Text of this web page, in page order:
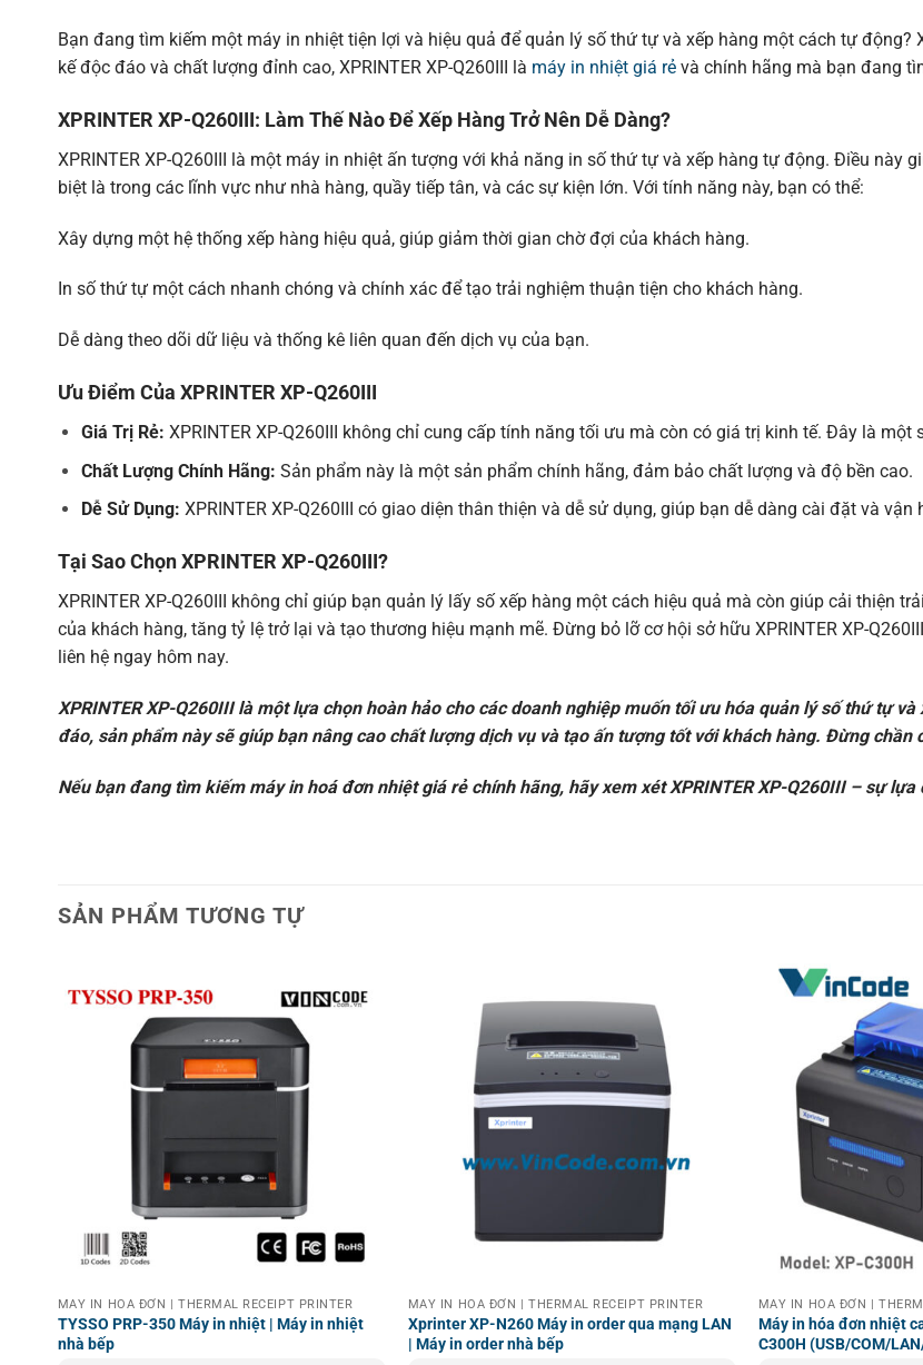
Barcode Character
sheet
PC347（Standard Europe）、Katakana、PC850（Multilingual）、
Europe、Greek、Hebrew、East Europe、Iran、WPC1252、
PC866（Cyrillic#2）、PC852（Latin2）、PC858、IranII、Latvian、Arabic、
PT151（1251）
Barcode types
UPC-A/UPC-
2D Barcode
QR Code / PDF417
Input buffer
2048 Kbytes
Power adaptor
AC 100-240V, 50~60Hz Output: DC 24V/2.5A
Printer input
DC 24V/2.5A
Cash drawer output
DC 24V/1A
Physical characteristics
Dimensions
194.5×145×147mm ( D×W×H)
Environmental Requirements
Operation
environment
Storage environment
Temperature(-10～60℃) humidity(10～80%)
Reliability
Cutter life
1.5 million cuts
Utility
Windows & Linux test Utility
iOS/Android/Windows
Bạn đang tìm kiếm một máy in nhiệt tiện lợi và hiệu quả để quản lý số thứ tự và xếp hàng một cách tự động?
kế độc đáo và chất lượng đỉnh cao, XPRINTER XP-Q260III là máy in nhiệt giá rẻ và chính hãng mà bạn đang
XPRINTER XP-Q260III: Làm Thế Nào Để Xếp Hàng Trở Nên Dễ Dàng?
XPRINTER XP-Q260III là một máy in nhiệt ấn tượng với khả năng in số thứ tự và xếp hàng tự động. Điều này
biệt là trong các lĩnh vực như nhà hàng, quầy tiếp tân, và các sự kiện lớn. Với tính năng này, bạn có thể:
Xây dựng một hệ thống xếp hàng hiệu quả, giúp giảm thời gian chờ đợi của khách hàng.
In số thứ tự một cách nhanh chóng và chính xác để tạo trải nghiệm thuận tiện cho khách hàng.
Dễ dàng theo dõi dữ liệu và thống kê liên quan đến dịch vụ của bạn.
Ưu Điểm Của XPRINTER XP-Q260III
Giá Trị Rẻ: XPRINTER XP-Q260III không chỉ cung cấp tính năng tối ưu mà còn có giá trị kinh tế. Đây là
Chất Lượng Chính Hãng: Sản phẩm này là một sản phẩm chính hãng, đảm bảo chất lượng và độ bền cao.
Dễ Sử Dụng: XPRINTER XP-Q260III có giao diện thân thiện và dễ sử dụng, giúp bạn dễ dàng cài đặt và vận
Tại Sao Chọn XPRINTER XP-Q260III?
XPRINTER XP-Q260III không chỉ giúp bạn quản lý lấy số xếp hàng một cách hiệu quả mà còn giúp cải thiện
của khách hàng, tăng tỷ lệ trở lại và tạo thương hiệu mạnh mẽ. Đừng bỏ lỡ cơ hội sở hữu XPRINTER XP-
liên hệ ngay hôm nay.
XPRINTER XP-Q260III là một lựa chọn hoàn hảo cho các doanh nghiệp muốn tối ưu hóa quản lý số thứ tự
đáo, sản phẩm này sẽ giúp bạn nâng cao chất lượng dịch vụ và tạo ấn tượng tốt với khách hàng. Đừng chần
Nếu bạn đang tìm kiếm máy in hoá đơn nhiệt giá rẻ chính hãng, hãy xem xét XPRINTER XP-Q260III – sự lựa
SẢN PHẨM TƯƠNG TỰ
MÁY IN HOÁ ĐƠN | THERMAL RECEIPT PRINTER
TYSSO PRP-350 Máy in nhiệt | Máy in nhiệt
nhà bếp
MÁY IN HOÁ ĐƠN | THERMAL RECEIPT PRINTER
Xprinter XP-N260 Máy in order qua mạng LAN
| Máy in order nhà bếp
MÁY IN HOÁ ĐƠN |
Máy in hóa đơn nhiệt
C300H (USB/COM/